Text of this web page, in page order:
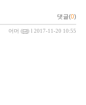
댓글(0)
어머 ( ) l 2017-11-20 10:55